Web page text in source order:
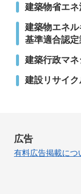
建築物省エ
建築物エネ
基準適合認
建築行政マ
建設リサイ
広告
有料広告掲載につ